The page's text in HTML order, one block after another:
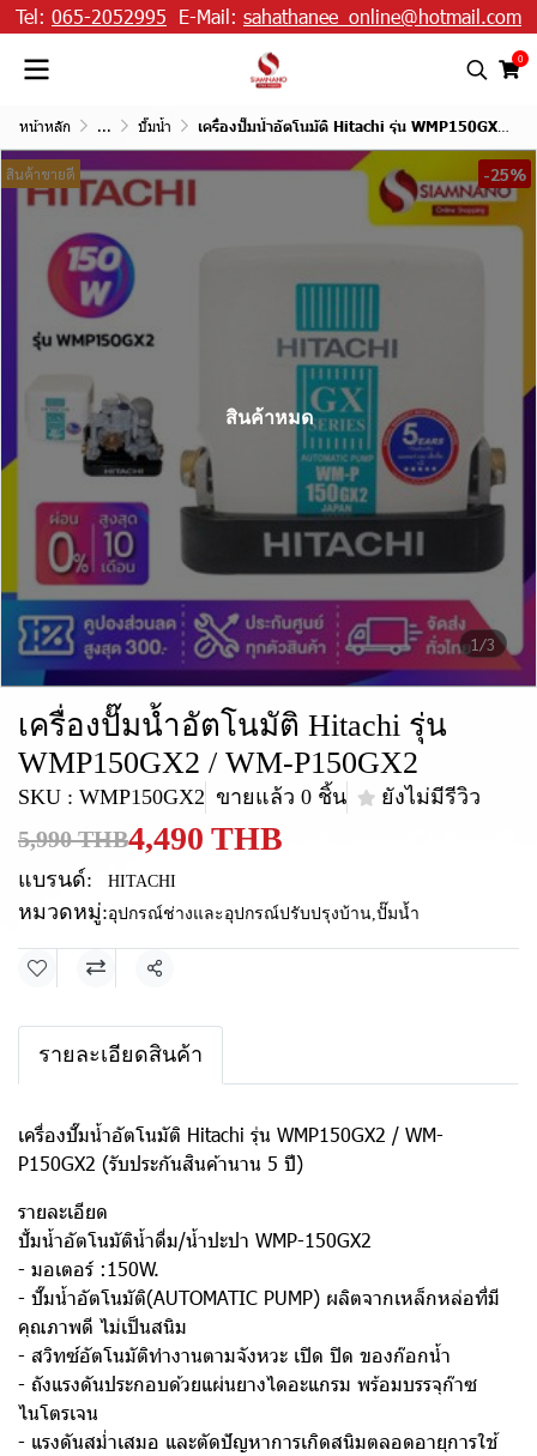
Tel: 065-2052995 E-Mail: sahathanee_online@hotmail.com
0
หน้าหลัก ... ปั๊มน้ำ เครื่องปั๊มน้ำอัตโนมัติ Hitachi รุ่น WMP150GX2 / WM-P150GX2
1/3
สินค้าขายดี -25%
สินค้าหมด
เครื่องปั๊มน้ำอัตโนมัติ Hitachi รุ่น
WMP150GX2 / WM-P150GX2
SKU : WMP150GX2 ขายแล้ว 0 ชิ้น ยังไม่มีรีวิว
5,990 THB4,490 THB
แบรนด์: HITACHI
หมวดหมู่:อุปกรณ์ช่างและอุปกรณ์ปรับปรุงบ้าน,ปั๊มน้ำ
แชร์
รายละเอียดสินค้า
เครื่องปั๊มน้ำอัตโนมัติ Hitachi รุ่น WMP150GX2 / WM-
P150GX2 (รับประกันสินค้านาน 5 ปี)
รายละเอียด
ปั้มน้ำอัตโนมัติน้ำดื่ม/น้ำปะปา WMP-150GX2
- มอเตอร์ :150W.
- ปั๊มน้ำอัตโนมัติ(AUTOMATIC PUMP) ผลิตจากเหล็กหล่อที่มี
คุณภาพดี ไม่เป็นสนิม
- สวิทซ์อัตโนมัติทำงานตามจังหวะ เปิด ปิด ของก๊อกน้ำ
- ถังแรงดันประกอบด้วยแผ่นยางไดอะแกรม พร้อมบรรจุก๊าซ
ไนโตรเจน
- แรงดันสม่ำเสมอ และตัดปัญหาการเกิดสนิมตลอดอายุการใช้